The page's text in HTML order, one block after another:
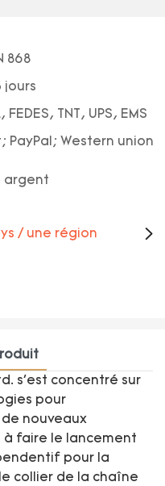
868
jours
FEDES, TNT, UPS, EMS
t; PayPal; Western union
argent
/ une région
s'est concentré sur
pour
nouveaux
à faire le lancement
pour la
collier de la chaîne